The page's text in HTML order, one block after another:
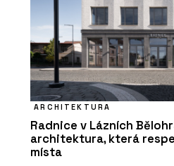
ARCHITEKTURA
Radnice v Lázních
architektura, která
místa